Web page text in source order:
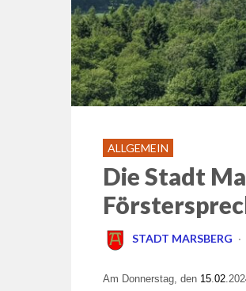
ALLGEMEIN
Die Stadt
STADT MARSBERG
Am Donnerstag, den 15.02.202